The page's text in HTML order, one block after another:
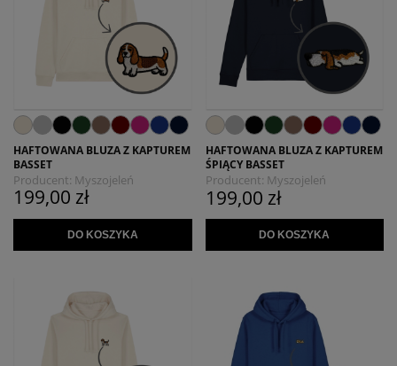
HAFTOWANA BLUZA Z KAPTUREM
BASSET
Producent: Myszojeleń
199,00 zł
DO KOSZYKA
HAFTOWANA BLUZA Z KAPTUREM
ŚPIĄCY BASSET
Producent: Myszojeleń
199,00 zł
DO KOSZYKA